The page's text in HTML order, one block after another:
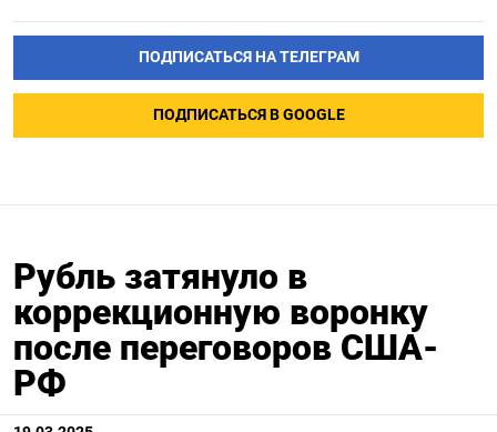
ПОДПИСАТЬСЯ НА ТЕЛЕГРАМ
ПОДПИСАТЬСЯ В GOOGLE
Рубль затянуло в
коррекционную воронку
после переговоров США-
РФ